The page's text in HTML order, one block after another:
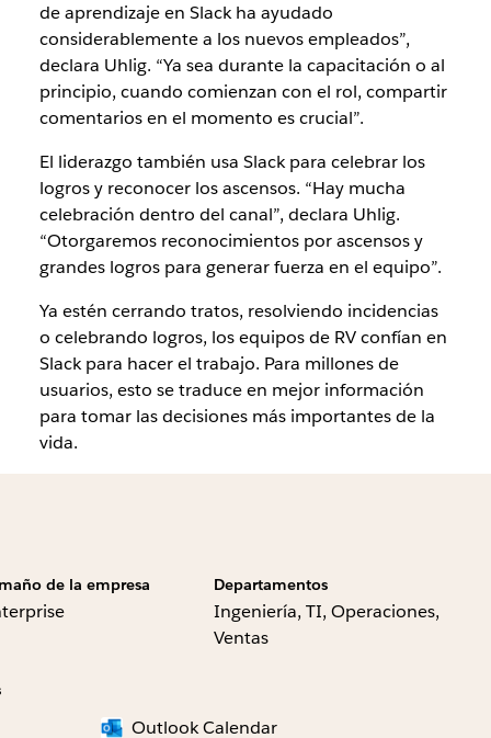
de aprendizaje en Slack ha ayudado
considerablemente a los nuevos empleados”,
declara Uhlig. “Ya sea durante la capacitación o al
principio, cuando comienzan con el rol, compartir
comentarios en el momento es crucial”.
El liderazgo también usa Slack para celebrar los
logros y reconocer los ascensos. “Hay mucha
celebración dentro del canal”, declara Uhlig.
“Otorgaremos reconocimientos por ascensos y
grandes logros para generar fuerza en el equipo”.
Ya estén cerrando tratos, resolviendo incidencias
o celebrando logros, los equipos de RV confían en
Slack para hacer el trabajo. Para millones de
usuarios, esto se traduce en mejor información
para tomar las decisiones más importantes de la
vida.
de la empresa Departamentos
Ingeniería, TI, Operaciones,
Ventas
Outlook Calendar